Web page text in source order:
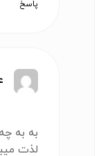
پاسخ
به به
لذت